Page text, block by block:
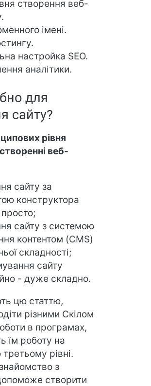
створення веб-
імені.
настройка SEO.
аналітики.
для
сайту?
рівня
веб-
сайту за
конструктора
просто;
сайту з системою
контентом (CMS)
складності;
сайту
- дуже складно.
цю статтю,
різними Скілом
в програмах,
їм роботу на
рівні.
з
створити